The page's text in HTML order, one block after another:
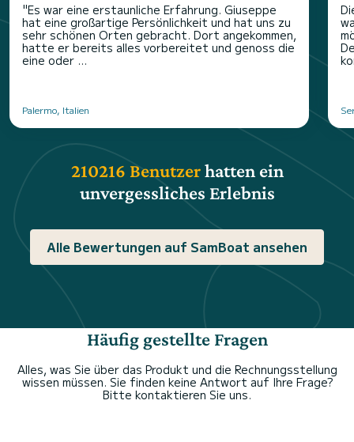
"Es war eine erstaunliche Erfahrung. Giuseppe
hat eine großartige Persönlichkeit und hat uns zu
sehr schönen Orten gebracht. Dort angekommen,
hatte er bereits alles vorbereitet und genoss die
eine oder ...
Palermo, Italien
210216 Benutzerhatten ein
unvergessliches Erlebnis
Alle Bewertungen auf SamBoat ansehen
Häufig gestellte Fragen
Alles, was Sie über das Produkt und die Rechnungsstellung
wissen müssen. Sie finden keine Antwort auf Ihre Frage?
Bitte kontaktieren Sie uns.